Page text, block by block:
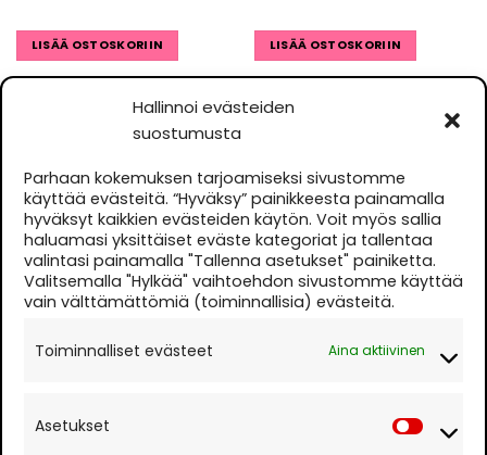
Hallinnoi evästeiden
suostumusta
Parhaan kokemuksen tarjoamiseksi sivustomme
käyttää evästeitä. “Hyväksy” painikkeesta painamalla
hyväksyt kaikkien evästeiden käytön. Voit myös sallia
haluamasi yksittäiset eväste kategoriat ja tallentaa
valintasi painamalla "Tallenna asetukset" painiketta.
Valitsemalla "Hylkää" vaihtoehdon sivustomme käyttää
vain välttämättömiä (toiminnallisia) evästeitä.
Toiminnalliset evästeet Aina aktiivinen
Asetukset
LISÄÄ OSTOSKORIIN LISÄÄ OSTOSKORIIN
Terveys- ja Kauneuskulma Ky
Hallituskatu 30 B 3, 90100 Oulu
Kauneushoitola044 5691850
Parturi-kampaamo 0400 664686
Auki ma-to 10.30-18.00 ja pe 10.30-17.00 tai
Evästekäytäntö